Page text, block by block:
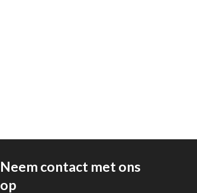
Neem contact met ons
op